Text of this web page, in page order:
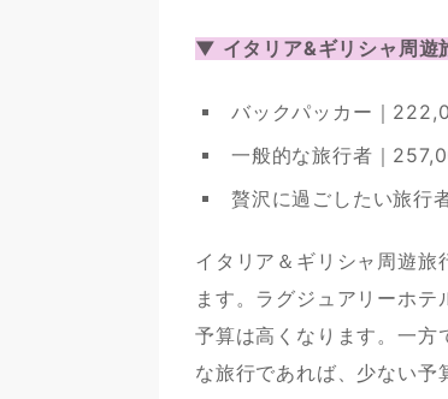
▼ イタリア&ギリシャ周遊
バックパッカー｜
一般的な旅行者｜
贅沢に過ごしたい旅行
イタリア＆ギリシャ周遊旅
ます。ラグジュアリーホテ
予算は高くなります。一方
な旅行であれば、少ない予